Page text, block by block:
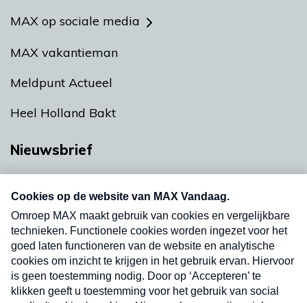
MAX op sociale media
MAX vakantieman
Meldpunt Actueel
Heel Holland Bakt
Nieuwsbrief
nieuwsbrief. Elke vrijdag- en dinsdagochtend in
uw mailbox.
Verzend